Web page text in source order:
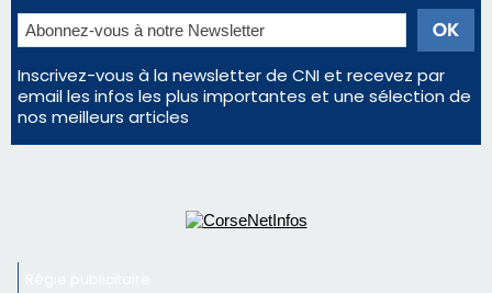
Inscrivez-vous à la newsletter de CNI et recevez par
email les infos les plus importantes et une sélection de
nos meilleurs articles